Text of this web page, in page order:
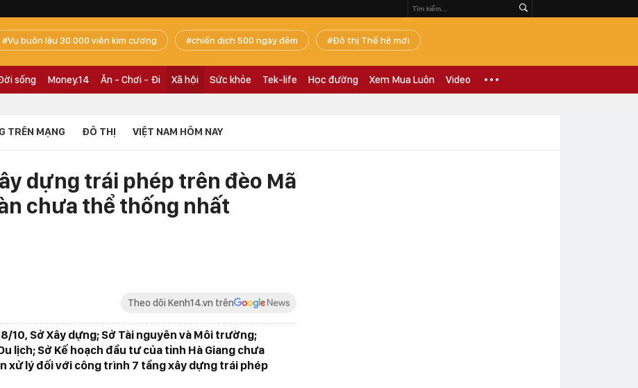
Vụ buôn lậu 30.000 viên kim cương chiến dịch 500 ngày đêm Đô thị Thế hệ mới
sống Money.14 Ăn - Chơi - Đi Xã hội Sức khỏe Tek-life Học đường Xem Mua Luôn Video
TRÊN MẠNG ĐÔ THỊ VIỆT NAM HÔM NAY
dựng trái phép trên đèo Mã
chưa thể thống nhất
Theo dõi Kenh14.vn trên
10, Sở Xây dựng; Sở Tài nguyên và Môi trường;
lịch; Sở Kế hoạch đầu tư của tỉnh Hà Giang chưa
xử lý đối với công trình 7 tầng xây dựng trái phép